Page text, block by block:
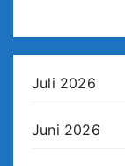
Juli 2026
Juni 2026